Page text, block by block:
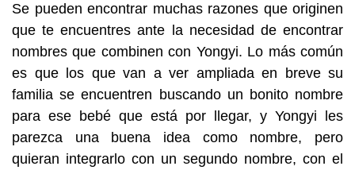
Se pueden encontrar muchas razones que originen
que te encuentres ante la necesidad de encontrar
nombres que combinen con Yongyi. Lo más común
es que los que van a ver ampliada en breve su
familia se encuentren buscando un bonito nombre
para ese bebé que está por llegar, y Yongyi les
parezca una buena idea como nombre, pero
quieran integrarlo con un segundo nombre, con el